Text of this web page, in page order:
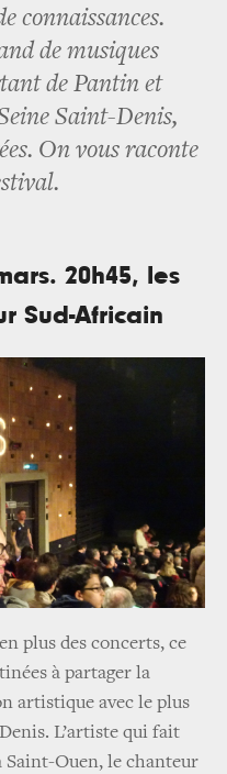
connaissances.
de musiques
de Pantin et
Saint-Denis,
On vous raconte
20h45, les
Sud-Africain
plus des concerts, ce
à partager la
artistique avec le plus
L’artiste qui fait
Saint-Ouen, le chanteur